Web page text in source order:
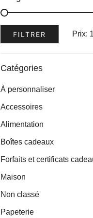
FILTRER Prix:
Catégories
À personnaliser
Accessoires
Alimentation
Boîtes cadeaux
Forfaits et certificats
Maison
Non classé
Papeterie